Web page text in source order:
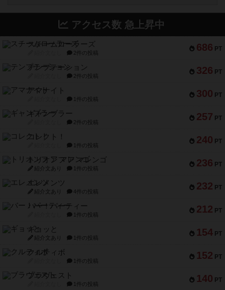
アクセス数 急上昇中
686 PT
スチームローラーズ
2件の投稿
326 PT
テンプテーション
2件の投稿
300 PT
アマナイト
1件の投稿
257 PT
ギャンブラー
2件の投稿
240 PT
コレクト！
1件の投稿
236 PT
トリオンフ ア マレンゴ
紹介文あり 1件の投稿
232 PT
エレメンツ
紹介文あり 4件の投稿
212 PT
バー！パーティー
1件の投稿
154 PT
ギョッと
紹介文あり 1件の投稿
152 PT
クルティボ
1件の投稿
140 PT
ブラヴェスト
1件の投稿